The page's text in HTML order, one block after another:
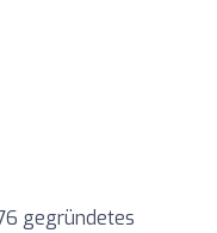
gegründetes